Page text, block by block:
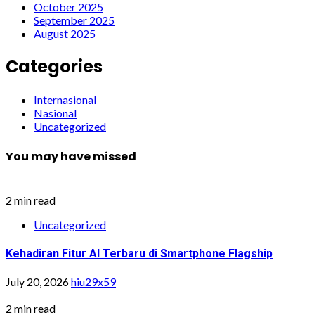
October 2025
September 2025
August 2025
Categories
Internasional
Nasional
Uncategorized
You may have missed
2 min read
Uncategorized
Kehadiran Fitur AI Terbaru di Smartphone Flagship
July 20, 2026hiu29x59
2 min read